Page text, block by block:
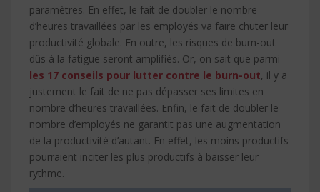
paramètres. En effet, le fait de doubler le nombre
d’heures travaillées par les employés va faire chuter leur
productivité globale. En outre, les risques de burn-out
dûs à la fatigue seront amplifiés. Or, on sait que parmi
les 17 conseils pour lutter contre le burn-out, il y a
justement le fait de ne pas dépasser ses limites en
nombre d’heures travaillées. Enfin, le fait de doubler le
nombre d’employés ne garantit pas une augmentation
de la productivité d’autant. En effet, les moins productifs
pourraient inciter les plus productifs à baisser leur
rythme.